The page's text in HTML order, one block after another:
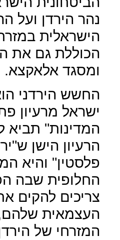
נהר הירדן ועל
הישראלית
הכוללת גם את
ומסגד אלאקצא.
החשש הירדני
ישראל מרעיון
המדינות" תביא
הרעיון הישן
פלסטין" והיא
החלופית שבה
צריכים להקים
העצמאית שלהם,
המזרחי של